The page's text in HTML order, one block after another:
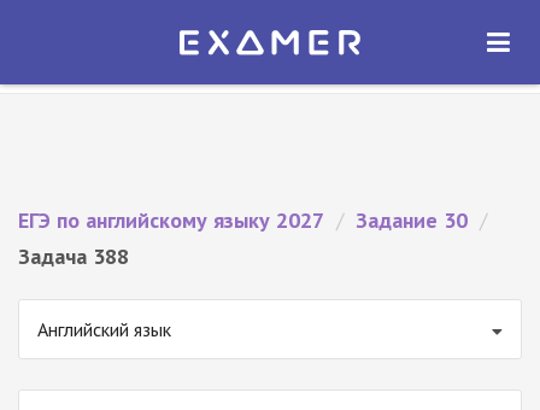
Экзамер — ЕГЭ 2027
ОТКРЫТЬ
ЕГЭ по английскому языку 2027 / Задание 30 /
Задача 388
Английский язык